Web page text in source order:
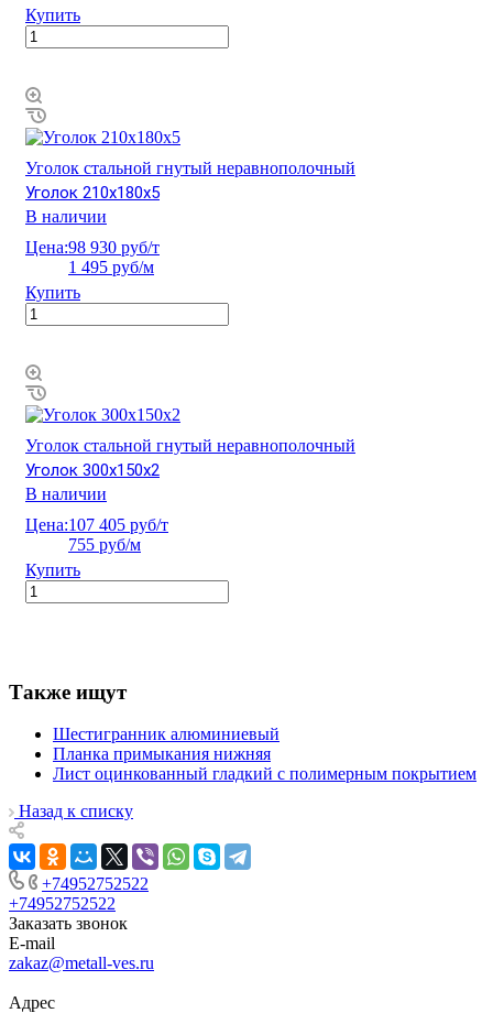
Купить
Уголок стальной гнутый неравнополочный
Уголок 210х180х5
В наличии
Цена:98 930 руб/т
1 495 руб/м
Купить
Уголок стальной гнутый неравнополочный
Уголок 300х150х2
В наличии
Цена:107 405 руб/т
755 руб/м
Купить
Также ищут
Шестигранник алюминиевый
Планка примыкания нижняя
Лист оцинкованный гладкий с полимерным покрытием
Назад к списку
+74952752522
+74952752522
Заказать звонок
E-mail
zakaz@metall-ves.ru
Адрес